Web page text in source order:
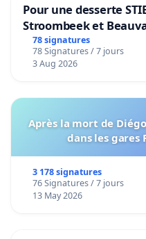
Pour une desserte
Stroombeek et
bediening van de
Voor
78 signatures
78 Signatures / 7 jours
3 Aug 2026
Après la mort de
dans les gares
3 178 signatures
76 Signatures / 7 jours
13 May 2026